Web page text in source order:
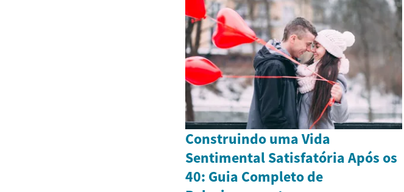
Construindo uma Vida
Sentimental Satisfatória Após os
40: Guia Completo de